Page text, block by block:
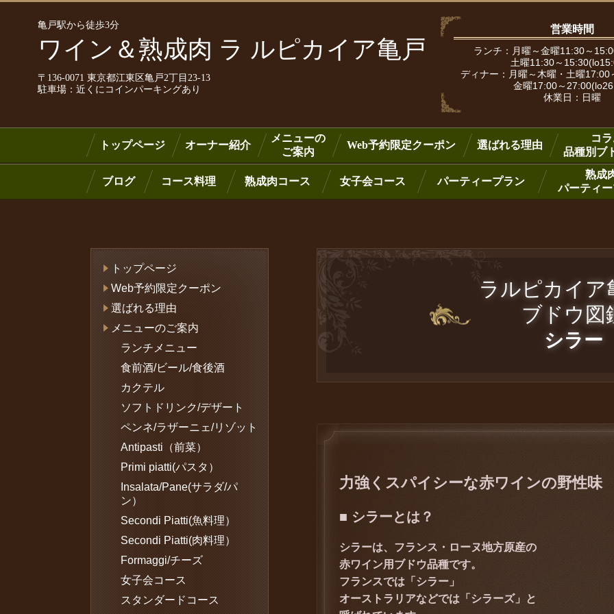
亀戸駅から徒歩3分
ワイン＆熟成肉 ラ ルピカイア亀戸
〒136-0071 東京都江東区亀戸2丁目23-13
駐車場：近くにコインパーキングあり
営業時間
ランチ：月曜～金曜11:30～
土曜11:30～
ディナー：月曜～木曜・土曜
金曜17:00～
休業日：日曜
トップページ オーナー紹介
メニューの
ご案内
Web予約限定クーポン 選ばれる理由
コ
品種別ブ
ブログ コース料理 熟成肉コース 女子会コース パーティープラン
熟成
パーティ
ラルピカイ
ブドウ図
シラー
力強くスパイシーな赤ワインの野性味
■ シラーとは？
シラーは、フランス・ローヌ地方原産の
赤ワイン用ブドウ品種です。
フランスでは「シラー」
オーストラリアなどでは「シラーズ」と
トップページ
Web予約限定クーポン
選ばれる理由
メニューのご案内
ランチメニュー
食前酒/ビール/食後酒
カクテル
ソフトドリンク/デザート
ペンネ/ラザーニェ/リゾット
Antipasti（前菜）
Primi piatti(パスタ）
Insalata/Pane(サラダ/パ
ン）
Secondi Piatti(魚料理）
Secondi Piatti(肉料理）
Formaggi/チーズ
女子会コース
スタンダードコース